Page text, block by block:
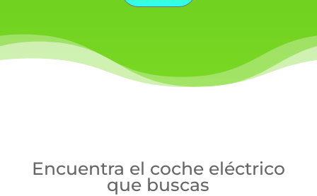
Encuentra el coche eléctrico
que buscas